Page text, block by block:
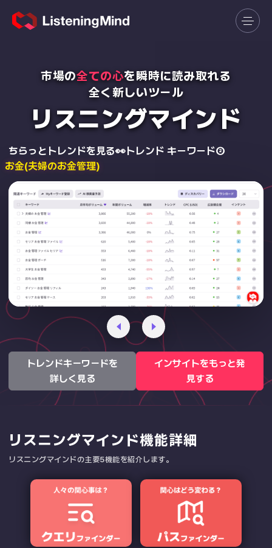
市場の全ての心を瞬時に読み取れる
全く新しいツール
リスニングマインド
ちらっとトレンドを見る👀 トレンド キーワード②
お金(夫婦のお金管理)
トレンドキーワードを
詳しく見る
インサイトをもっと発
見する
リスニングマインド機能詳細
リスニングマインドの主要5機能を紹介します。